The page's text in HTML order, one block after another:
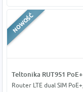
Teltonika RUT951
Router LTE dual SIM